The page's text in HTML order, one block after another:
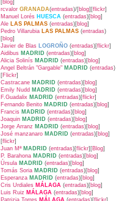
[blog]
rcvalor GRANADA(entradas)/[blog][flickr]
Manuel Lorés HUESCA (entradas)[blog]
Ale LAS PALMAS (entradas)[blog]
Pedro Villarubia LAS PALMAS (entradas)
[blog]
Javier de Blas LOGROÑO (entradas)[flickr]
Aidibus MADRID (entradas)[blog]
Alicia Solinís MADRID (entradas)[blog]
Angel Beltrán "Gargable" MADRID (entradas)
[Flickr]
Castracane MADRID (entradas)[blog]
Emily Nudd MADRID (entradas)[blog]
F.Guadalix MADRID (entradas)[flickr]
Fernando Benito MADRID (entradas)[blog]
Francis MADRID (entradas)[blog]
Joaquin MADRID (entradas)[blog]
Jorge Arranz MADRID (entradas)[blog]
José manzanaro MADRID (entradas)[blog]
[flickr]
Juan Mª MADRID (entradas)[flickr][Blog]
P. Barahona MADRID (entradas)[blog]
Úrsula MADRID (entradas)[blog]
Tomás Soria MADRID (entradas)[blog]
Esperanza MADRID (entradas)[blog]
Cris Urdiales MÁLAGA (entradas)[blog]
Luis Ruiz MÁLAGA (entradas)[blog]